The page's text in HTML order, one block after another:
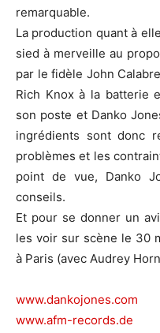
remarquable.
La production quant à
sied à merveille au
par le fidèle John
Rich Knox à la batterie
son poste et Danko
ingrédients sont donc
problèmes et les
point de vue, Danko
conseils.
Et pour se donner un
les voir sur scène le 30
à Paris (avec Audrey
www.dankojones.com
www.afm-records.de